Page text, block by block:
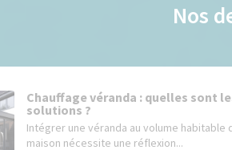
Nos
Chauffage véranda : quelles sont
solutions ?
Intégrer une véranda au volume habitable
maison nécessite une réflexion...